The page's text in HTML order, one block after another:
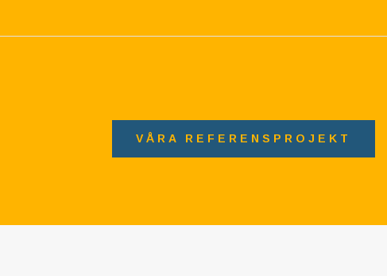
VÅRA REFERENSPROJEKT